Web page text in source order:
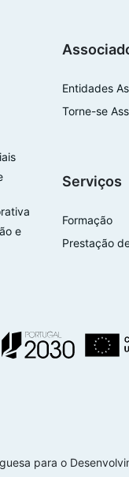
e
Entidades
Torne-se
Serviços
Formação
Prestação
para o